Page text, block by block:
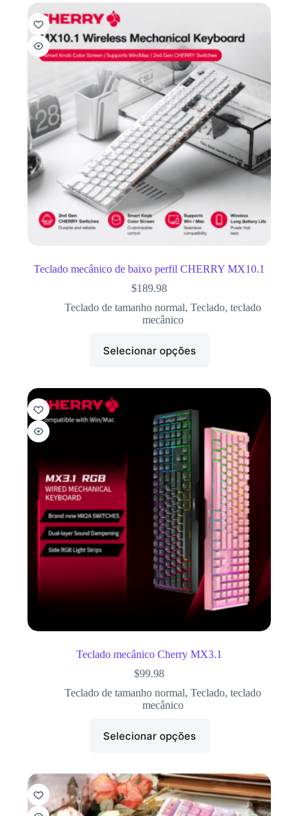
Teclado mecânico de baixo perfil CHERRY MX10.1
$189.98
Teclado de tamanho normal,Teclado,teclado
mecânico
Selecionar opções
Teclado mecânico Cherry MX3.1
$99.98
Teclado de tamanho normal,Teclado,teclado
mecânico
Selecionar opções